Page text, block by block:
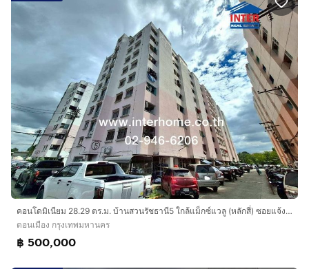
คอนโดมิเนียม 28.29 ตร.ม. บ้านสวนรัชธานี5 ใกล้แม็กซ์แวลู (หลักสี่) ซอยแจ้งวัฒนะ6 ถนนวิภาวดีรังสิต ถนนแจ้งวัฒนะ6 เขตดอนเมือง กรุงเทพมหานคร
ดอนเมือง กรุงเทพมหานคร
฿ 500,000